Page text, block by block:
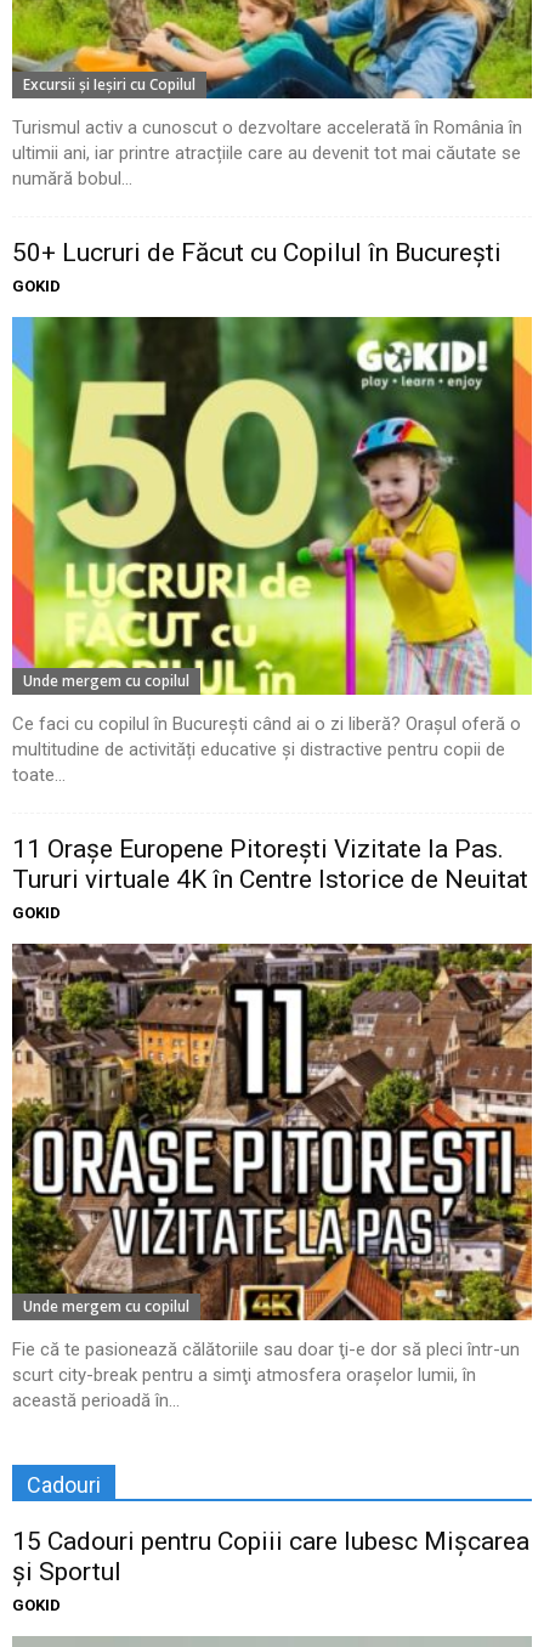
Excursii şi Ieşiri cu Copilul
Turismul activ a cunoscut o dezvoltare accelerată în România în
ultimii ani, iar printre atracțiile care au devenit tot mai căutate se
numără bobul...
50+ Lucruri de Făcut cu Copilul în București
GOKID
Unde mergem cu copilul
Ce faci cu copilul în București când ai o zi liberă? Orașul oferă o
multitudine de activități educative și distractive pentru copii de
toate...
11 Oraşe Europene Pitoreşti Vizitate la Pas.
Tururi virtuale 4K în Centre Istorice de Neuitat
GOKID
Unde mergem cu copilul
Fie că te pasionează călătoriile sau doar ţi-e dor să pleci într-un
scurt city-break pentru a simţi atmosfera oraşelor lumii, în
această perioadă în...
Cadouri
15 Cadouri pentru Copiii care Iubesc Mișcarea
și Sportul
GOKID